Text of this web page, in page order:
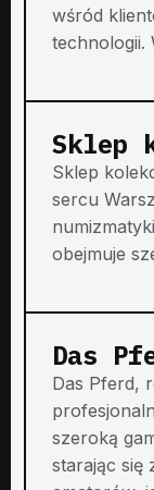
wśród
technologii.
Sklep
Sklep
sercu
obejmuje
Das
Das Pferd,
szeroką
starając się